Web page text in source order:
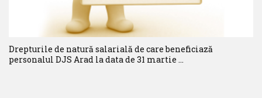
Drepturile de natură salarială de care beneficiază
personalul DJS Arad la data de 31 martie ...